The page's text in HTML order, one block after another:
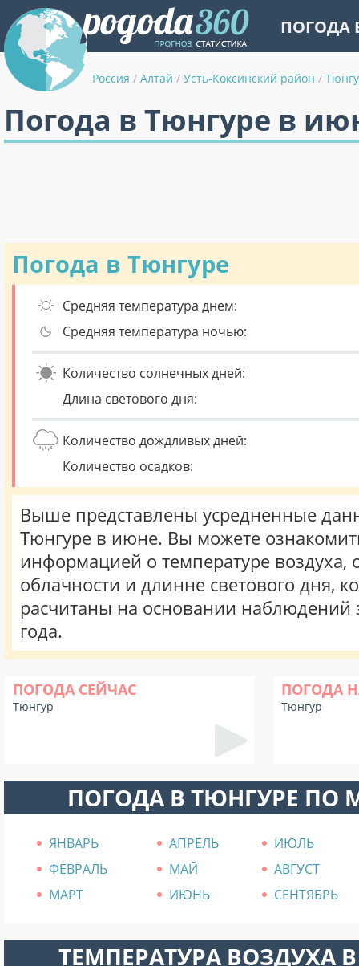
ПОГОДА
Россия / Алтай / Усть-Коксинский район /
Погода в Тюнгуре в
Погода в Тюнгуре
Средняя температура днем:
Средняя температура ночью:
Количество солнечных дней:
Длина светового дня:
Количество дождливых дней:
Количество осадков:
Выше представлены усредненные
Тюнгуре в июне. Вы можете
информацией о температуре воздуха,
облачности и длинне светового дня,
расчитаны на основании наблюдений
года.
ПОГОДА СЕЙЧАС
Тюнгур
ПОГОДА
Тюнгур
ПОГОДА В ТЮНГУРЕ ПО
ЯНВАРЬ АПРЕЛЬ
ИЮЛЬ
ФЕВРАЛЬ
МАЙ
АВГУСТ
МАРТ
ИЮНЬ СЕНТЯБРЬ
ТЕМПЕРАТУРА ВОЗДУХА